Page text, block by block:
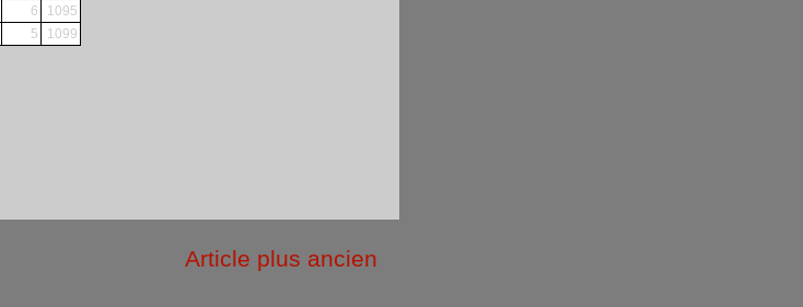
6
1095
5 1099
Article plus ancien